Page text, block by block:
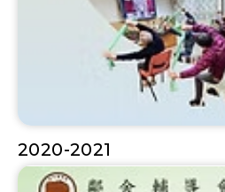
2020-2021